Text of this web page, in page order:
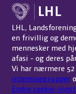
LHL,
en frivillig og
mennesker med
afasi - og deres
Vi har nærmere
interessegrupper
Endre cookie-